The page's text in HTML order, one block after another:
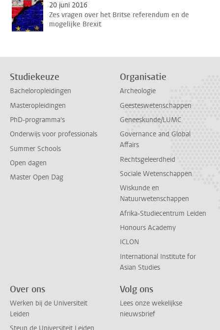
20 juni 2016
Zes vragen over het Britse referendum en de
mogelijke Brexit
Studiekeuze
Bacheloropleidingen
Masteropleidingen
PhD-programma's
Onderwijs voor professionals
Summer Schools
Open dagen
Master Open Dag
Organisatie
Archeologie
Geesteswetenschappen
Geneeskunde/LUMC
Governance and Global
Affairs
Rechtsgeleerdheid
Sociale Wetenschappen
Wiskunde en
Natuurwetenschappen
Afrika-Studiecentrum Leiden
Honours Academy
ICLON
International Institute for
Asian Studies
Over ons
Werken bij de Universiteit
Leiden
Volg ons
Lees onze wekelijkse
nieuwsbrief